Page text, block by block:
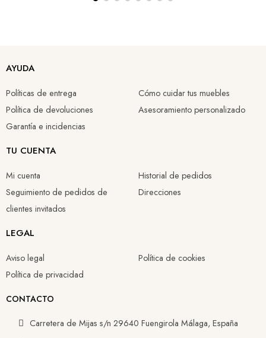
AYUDA
Políticas de entrega
Política de devoluciones
Garantía e incidencias
Cómo cuidar tus muebles
Asesoramiento personalizado
TU CUENTA
Mi cuenta
Seguimiento de pedidos de
clientes invitados
Historial de pedidos
Direcciones
LEGAL
Aviso legal
Política de privacidad
Política de cookies
CONTACTO
Carretera de Mijas s/n 29640 Fuengirola Málaga, España